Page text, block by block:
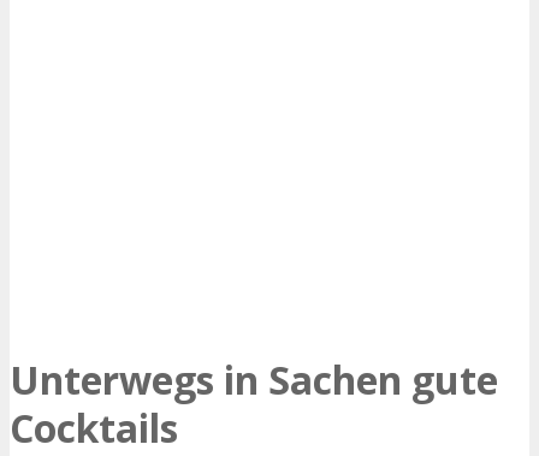
Unterwegs in Sachen gute
Cocktails